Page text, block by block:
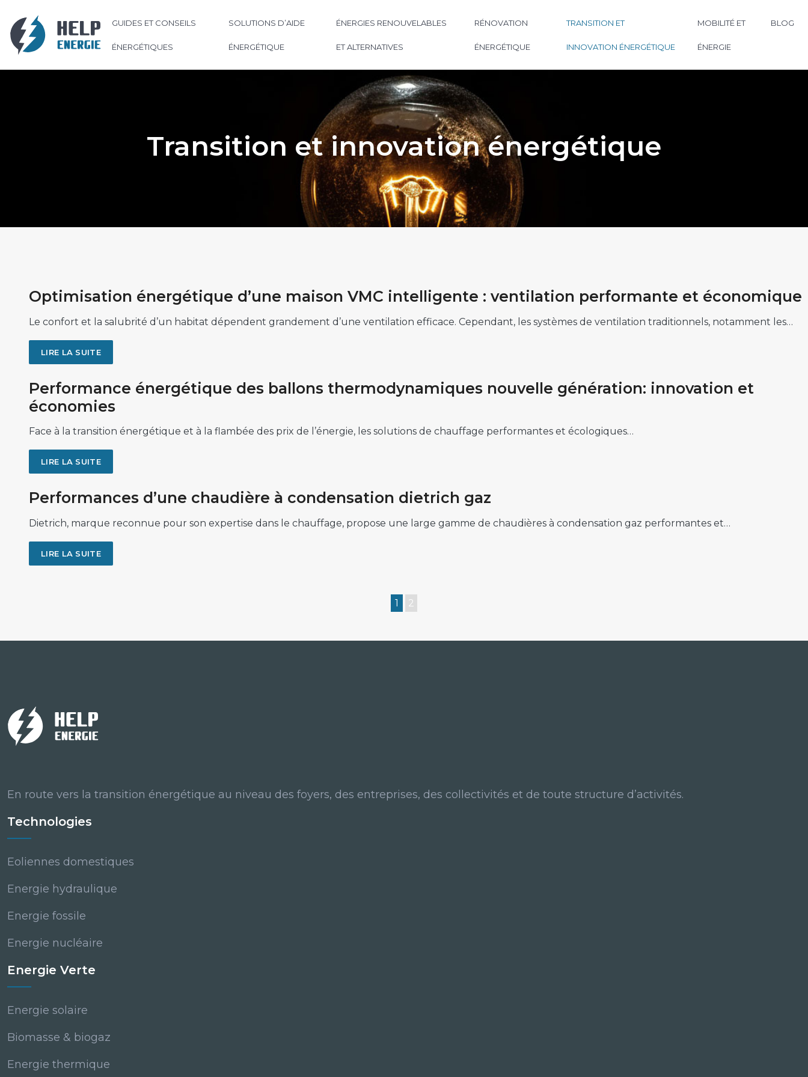
GUIDES ET CONSEILS
ÉNERGÉTIQUES
SOLUTIONS D’AIDE
ÉNERGÉTIQUE
ÉNERGIES RENOUVELABLES
ET ALTERNATIVES
RÉNOVATION
ÉNERGÉTIQUE
TRANSITION ET
INNOVATION ÉNERGÉTIQUE
MOBILITÉ ET
ÉNERGIE
BLOG
Transition et innovation énergétique
Optimisation énergétique d’une maison VMC intelligente : ventilation performante et économique
Le confort et la salubrité d’un habitat dépendent grandement d’une ventilation efficace. Cependant, les systèmes de ventilation traditionnels, notamment les…
LIRE LA SUITE
Performance énergétique des ballons thermodynamiques nouvelle génération: innovation et
économies
Face à la transition énergétique et à la flambée des prix de l’énergie, les solutions de chauffage performantes et écologiques…
LIRE LA SUITE
Performances d’une chaudière à condensation dietrich gaz
Dietrich, marque reconnue pour son expertise dans le chauffage, propose une large gamme de chaudières à condensation gaz performantes et…
LIRE LA SUITE
1 2
En route vers la transition énergétique au niveau des foyers, des entreprises, des collectivités et de toute structure d’activités.
Technologies
Eoliennes domestiques
Energie hydraulique
Energie fossile
Energie nucléaire
Energie Verte
Energie solaire
Biomasse & biogaz
Energie thermique